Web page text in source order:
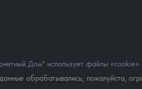
Дом" использует файлы «cookie»
обрабатывались, пожалуйста,